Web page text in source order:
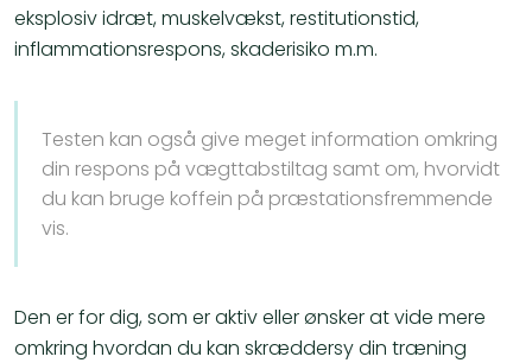
eksplosiv idræt, muskelvækst, restitutionstid,
inflammationsrespons, skaderisiko m.m.
Testen kan også give meget information omkring
din respons på vægttabstiltag samt om, hvorvidt
du kan bruge koffein på præstationsfremmende
vis.
Den er for dig, som er aktiv eller ønsker at vide mere
omkring hvordan du kan skræddersy din træning